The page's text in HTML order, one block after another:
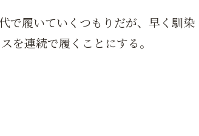
で履いていくつもりだが、早く馴染
を連続で履くことにする。